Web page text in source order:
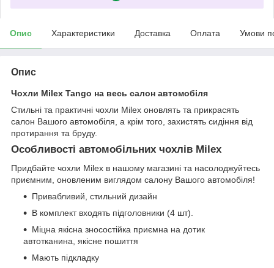
Опис Характеристики Доставка Оплата Умови
Опис
Чохли Milex Tango на весь салон автомобіля
Стильні та практичні чохли Milex оновлять та прикрасять
салон Вашого автомобіля, а крім того, захистять сидіння від
протирання та бруду.
Особливості автомобільних чохлів Milex
Придбайте чохли Milex в нашому магазині та насолоджуйтесь
приємним, оновленим виглядом салону Вашого автомобіля!
Привабливий, стильний дизайн
В комплект входять підголовники (4 шт).
Міцна якісна зносостійка приємна на дотик
автотканина, якісне пошиття
Мають підкладку